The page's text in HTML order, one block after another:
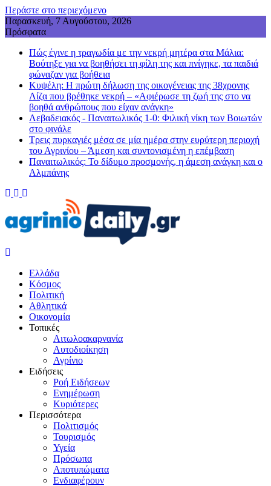
Περάστε στο περιεχόμενο
Παρασκευή, 7 Αυγούστου, 2026
Πρόσφατα
Πώς έγινε η τραγωδία με την νεκρή μητέρα στα Μάλια:
Βούτηξε για να βοηθήσει τη φίλη της και πνίγηκε, τα παιδιά
φώναζαν για βοήθεια
Κυψέλη: Η πρώτη δήλωση της οικογένειας της 38χρονης
Λίζα που βρέθηκε νεκρή – «Αφιέρωσε τη ζωή της στο να
βοηθά ανθρώπους που είχαν ανάγκη»
Λεβαδειακός - Παναιτωλικός 1-0: Φιλική νίκη των Βοιωτών
στο φινάλε
Τρεις πυρκαγιές μέσα σε μία ημέρα στην ευρύτερη περιοχή
του Αγρινίου – Άμεση και συντονισμένη η επέμβαση
Παναιτωλικός: Το δίδυμο προσμονής, η άμεση ανάγκη και ο
Αλμπάνης
Ελλάδα
Κόσμος
Πολιτική
Αθλητικά
Οικονομία
Τοπικές
Αιτωλοακαρνανία
Αυτοδιοίκηση
Αγρίνιο
Ειδήσεις
Ροή Ειδήσεων
Ενημέρωση
Κυριότερες
Περισσότερα
Πολιτισμός
Τουρισμός
Υγεία
Πρόσωπα
Αποτυπώματα
Ενδιαφέρουν